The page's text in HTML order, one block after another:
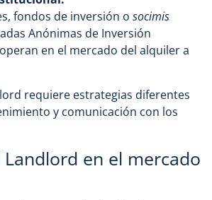
fondos de inversión o socimis
Anónimas de Inversión
en el mercado del alquiler a
requiere estrategias diferentes
y comunicación con los
Landlord en el mercado